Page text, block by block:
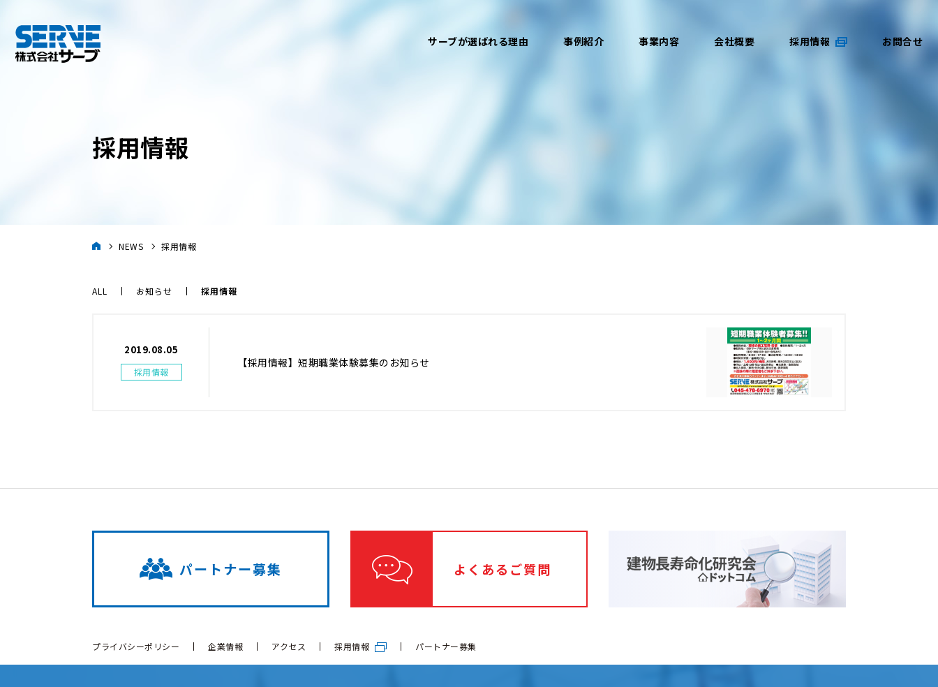
サーブが選ばれる理由 事例紹介 事業内容 会社概要 採用情報 お問合せ
採用情報
NEWS 採用情報
ALL お知らせ 採用情報
2019.08.05
採用情報
【採用情報】短期職業体験募集のお知らせ
パートナー募集 よくあるご質問
プライバシーポリシー 企業情報 アクセス 採用情報 パートナー募集